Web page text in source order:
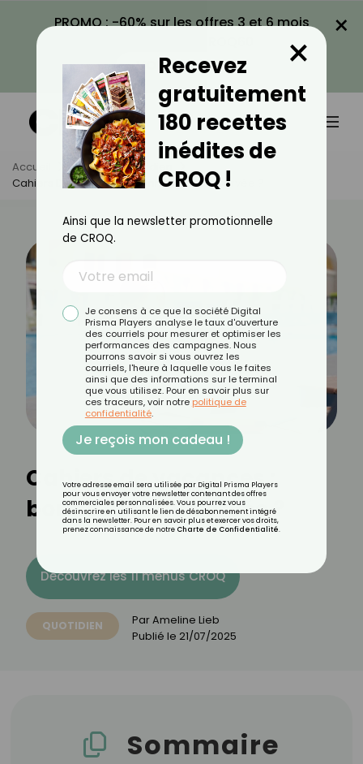
PROMO : -60% sur les offres 3 et 6 mois
VOIR LA PROMO
×
Accueil Actus
Quotidien
Cahiers De Vacances : Bonne Idée Ou Corvée ?
Cahiers de vacances :
bonne idée ou corvée ?
Découvrez les 11 menus CROQ
QUOTIDIEN ParAmeline Lieb
Publié le 21/07/2025
Sommaire
Recevez
gratuitement
180 recettes
inédites de
CROQ !
×
Ainsi que la newsletter promotionnelle
de CROQ.
Je consens à ce que la société Digital
Prisma Players analyse le taux d'ouverture
des courriels pour mesurer et optimiser les
performances des campagnes. Nous
pourrons savoir si vous ouvrez les
courriels, l'heure à laquelle vous le faites
ainsi que des informations sur le terminal
que vous utilisez. Pour en savoir plus sur
ces traceurs, voir notre politique de
confidentialité.
Je reçois mon cadeau !
Votre adresse email sera utilisée par Digital Prisma Players
pour vous envoyer votre newsletter contenant des offres
commerciales personnalisées. Vous pourrez vous
désinscrire en utilisant le lien de désabonnement intégré
dans la newsletter. Pour en savoir plus et exercer vos droits,
prenez connaissance de notre Charte de Confidentialité.